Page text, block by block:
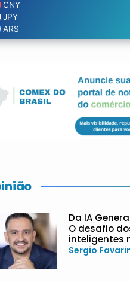
Da IA
O desafio
inteligentes
Sergio